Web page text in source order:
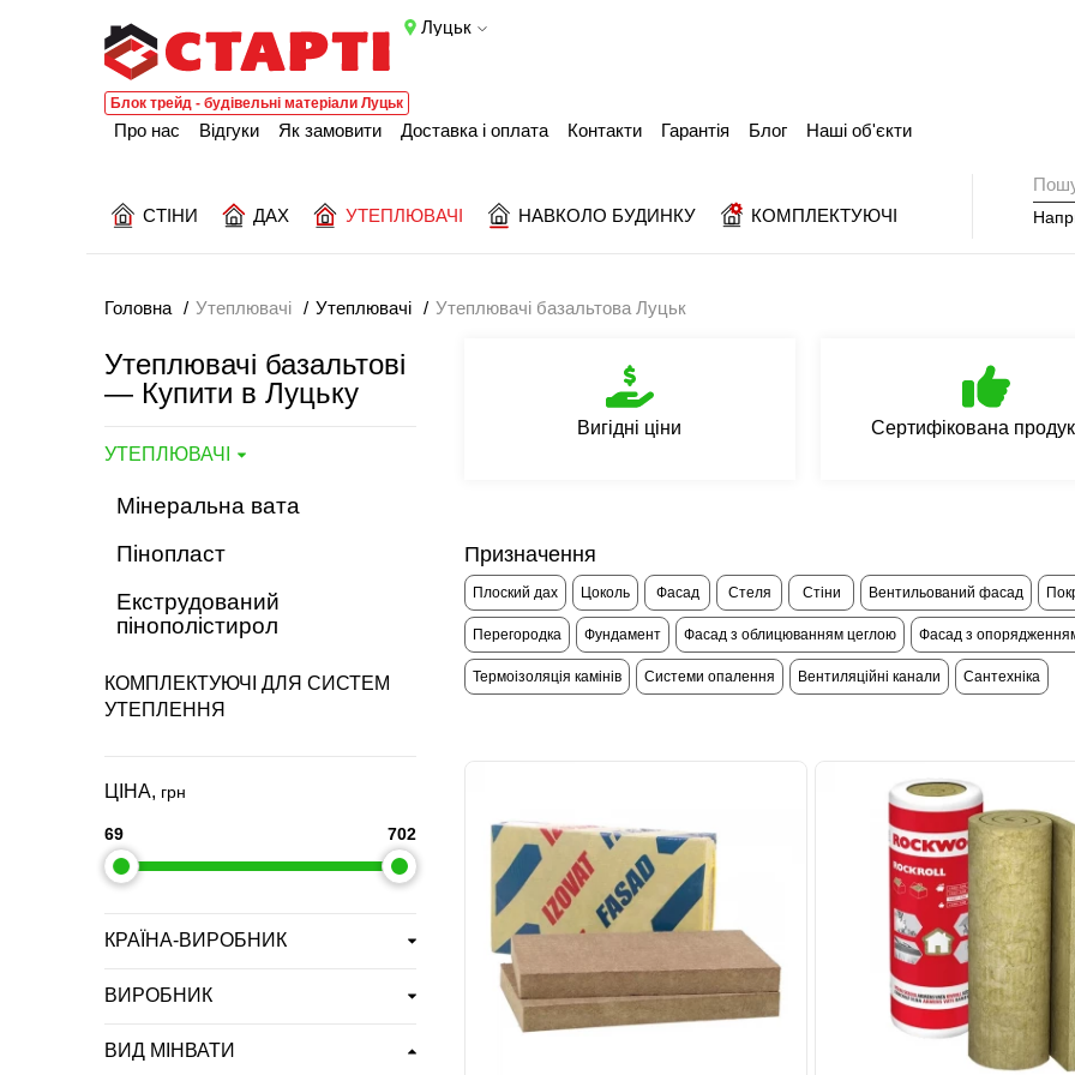
Луцьк
Блок трейд - будівельні матеріали Луцьк
СТІНИ ДАХ УТЕПЛЮВАЧІ НАВКОЛО БУДИНКУ КОМПЛЕКТУЮЧІ
Про нас Відгуки Як замовити Доставка і оплата Контакти Гарантія Блог Наші об'єкти
Головна Утеплювачі Утеплювачі Утеплювачі базальтова Луцьк
Утеплювачі базальтові
— Купити в Луцьку
УТЕПЛЮВАЧІ
Мінеральна вата
Пінопласт
Екструдований
пінополістирол
КОМПЛЕКТУЮЧІ ДЛЯ СИСТЕМ
УТЕПЛЕННЯ
Вигідні ціни Сертифікована
Призначення
Плоский дах Цоколь Фасад Стеля Стіни Вентильований фасад
Перегородка Фундамент Фасад з облицюванням цеглою Фасад з
Термоізоляція камінів Системи опалення Вентиляційні канали Сантехніка
ЦІНА, грн
69 702
КРАЇНА-ВИРОБНИК
ВИРОБНИК
ВИД МІНВАТИ